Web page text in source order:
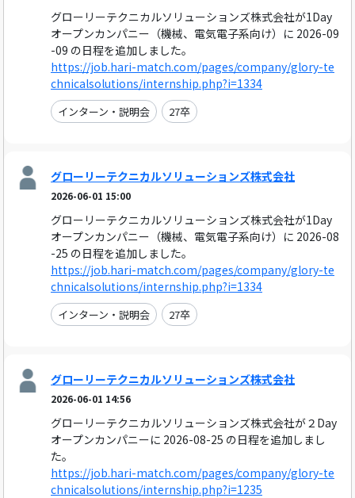
グローリーテクニカルソリューションズ株式会社が1Day
オープンカンパニー（機械、電気電子系向け）に 2026-09
-09 の日程を追加しました。
https://job.hari-match.com/pages/company/glory-te
chnicalsolutions/internship.php?i=1334
インターン・説明会 27卒
グローリーテクニカルソリューションズ株式会社
2026-06-01 15:00
グローリーテクニカルソリューションズ株式会社が1Day
オープンカンパニー（機械、電気電子系向け）に 2026-08
-25 の日程を追加しました。
https://job.hari-match.com/pages/company/glory-te
chnicalsolutions/internship.php?i=1334
インターン・説明会 27卒
グローリーテクニカルソリューションズ株式会社
2026-06-01 14:56
グローリーテクニカルソリューションズ株式会社が２Day
オープンカンパニーに 2026-08-25 の日程を追加しまし
た。
https://job.hari-match.com/pages/company/glory-te
chnicalsolutions/internship.php?i=1235